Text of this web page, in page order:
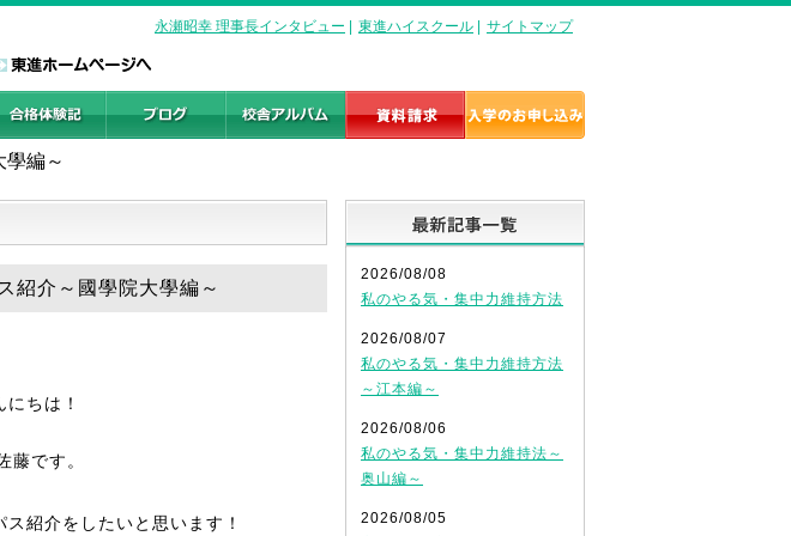
永瀬昭幸 理事長インタビュー 東進ハイスクール サイトマップ
學編～
介～國學院大學編～
ちは！
藤です。
紹介をしたいと思います！
2026/08/08
私のやる気・集中力維持方法
2026/08/07
私のやる気・集中力維持方法
～江本編～
2026/08/06
私のやる気・集中力維持法～
奥山編～
2026/08/05